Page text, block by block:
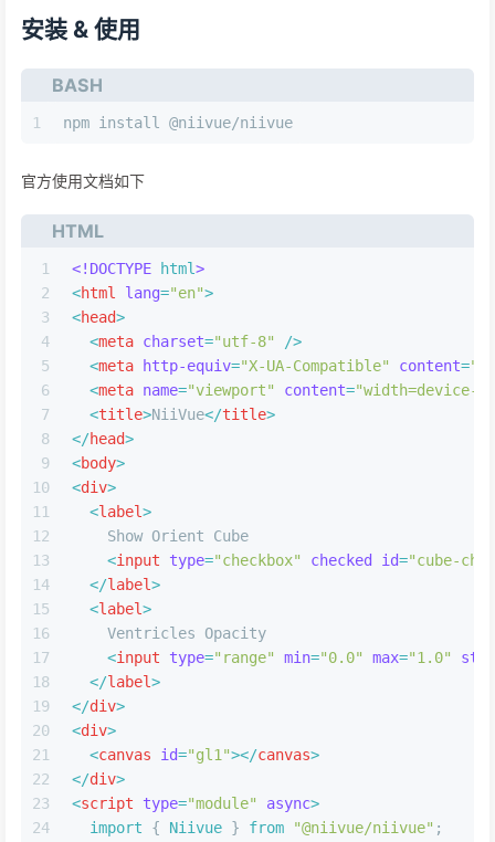
安装 & 使用
BASH
1 npm install @niivue/niivue
官方使用文档如下
HTML
1
2
3
4
5
6
7
8
9
10
11
12
13
14
15
16
17
18
19
20
21
22
23
24
<!DOCTYPE html>
<html lang="en">
<head>
<meta charset="utf-8"
/>
<meta http-equiv="X-UA-Compatible" content=
<meta name="viewport" content="width=device-
<title>NiiVue</title>
</head>
<body>
<div>
<label>
    Show Orient Cube
<input type="checkbox" checked id="cube-
</label>
<label>
    Ventricles Opacity
<input type="range" min="0.0" max="1.0"
step
</label>
</div>
<div>
<canvas id="gl1"></canvas>
</div>
<script type="module" async>
import { Niivue } from "@niivue/niivue" ;